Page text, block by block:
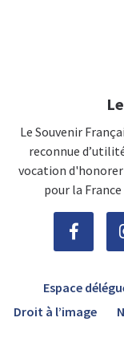
Le Souvenir
reconnue
vocation
pour la
Espace
Droit à l’image